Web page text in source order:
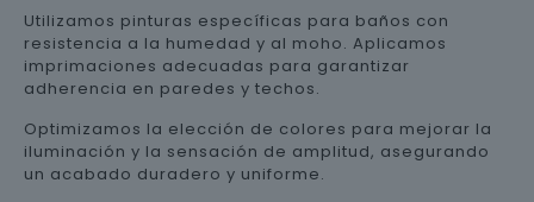
Utilizamos pinturas específicas para baños con
resistencia a la humedad y al moho. Aplicamos
imprimaciones adecuadas para garantizar
adherencia en paredes y techos.
Optimizamos la elección de colores para mejorar la
iluminación y la sensación de amplitud, asegurando
un acabado duradero y uniforme.